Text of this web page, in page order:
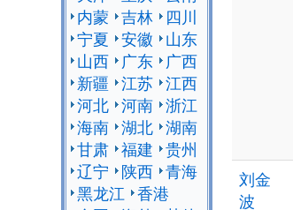
内蒙 吉林
四川
宁夏 安徽
山东
山西
广东
广西
新疆 江苏 江西
河北 河南 浙江
海南 湖北 湖南
甘肃 福建 贵州
辽宁
陕西 青海
黑龙江 香港
刘金
波